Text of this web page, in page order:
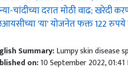
चांदीच्या दरात मोठी वाढ; खरेदी
'या' योजनेत फक्त 122 रुपये
Summary: Lumpy skin disease
on:10 September 2022, 01:41